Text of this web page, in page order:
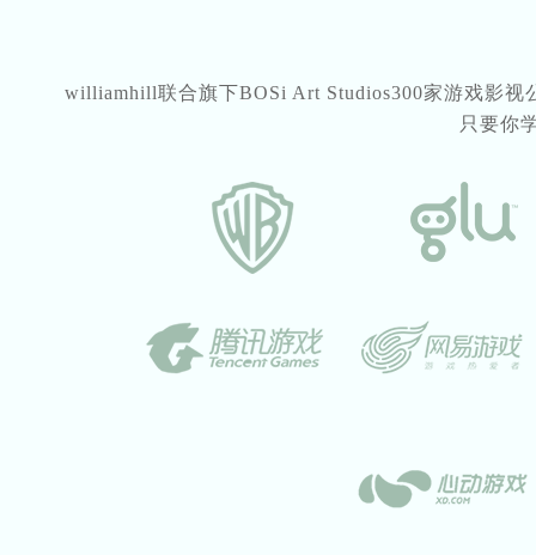
williamhill联合旗下BOSi Art Studios300家游戏影视
只要你